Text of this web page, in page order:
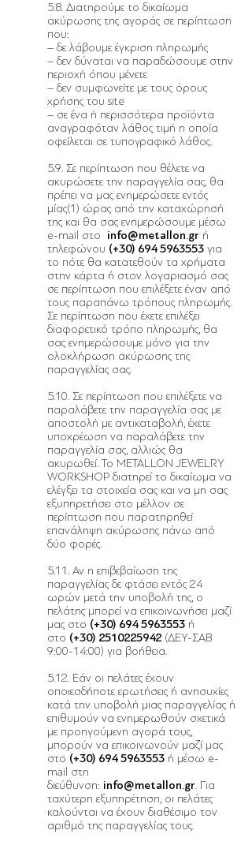
5.8. Διατηρούμε το δικαίωμα
ακύρωσης της αγοράς σε περίπτωση
που:
– δε λάβουμε έγκριση πληρωμής
– δεν δύναται να παραδώσουμε στην
περιοχή όπου μένετε
– δεν συμφωνείτε με τους όρους
χρήσης του site
– σε ένα ή περισσότερα προϊόντα
αναγραφόταν λάθος τιμή η οποία
οφείλεται σε τυπογραφικό λάθος.
5.9. Σε περίπτωση που θέλετε να
ακυρώσετε την παραγγελία σας, θα
πρέπει να μας ενημερώσετε εντός
μίας(1) ώρας από την καταχώρησή
της και θα σας ενημερώσουμε μέσω
e-mail στο info@metallon.gr ή
τηλεφώνου (+30) 694 5963553 για
το πότε θα κατατεθούν τα χρήματα
στην κάρτα ή στον λογαριασμό σας
σε περίπτωση που επιλέξετε έναν από
τους παραπάνω τρόπους πληρωμής.
Σε περίπτωση που έχετε επιλέξει
διαφορετικό τρόπο πληρωμής, θα
σας ενημερώσουμε μόνο για την
ολοκλήρωση ακύρωσης της
παραγγελίας σας.
5.10. Σε περίπτωση που επιλέξετε να
παραλάβετε την παραγγελία σας με
αποστολή με αντικαταβολή, έχετε
υποχρέωση να παραλάβετε την
παραγγελία σας, αλλιώς θα
ακυρωθεί. Το METALLON JEWELRY
WORKSHOP διατηρεί το δικαίωμα να
ελέγξει τα στοιχεία σας και να μη σας
εξυπηρετήσει στο μέλλον σε
περίπτωση που παρατηρηθεί
επανάληψη ακύρωσης πάνω από
δύο φορές.
5.11. Αν η επιβεβαίωση της
παραγγελίας δε φτάσει εντός 24
ωρών μετά την υποβολή της, ο
πελάτης μπορεί να επικοινωνήσει μαζί
μας στο (+30) 694 5963553 ή
στο (+30) 2510225942 (ΔΕΥ-ΣΑΒ
9:00-14:00) για βοήθεια.
5.12. Εάν οι πελάτες έχουν
οποιεσδήποτε ερωτήσεις ή ανησυχίες
κατά την υποβολή μιας παραγγελίας ή
επιθυμούν να ενημερωθούν σχετικά
με προηγούμενη αγορά τους,
μπορούν να επικοινωνούν μαζί μας
στο (+30) 694 5963553 ή μέσω e-
mail στη
διεύθυνση: info@metallon.gr. Για
ταχύτερη εξυπηρέτηση, οι πελάτες
καλούνται να έχουν διαθέσιμο τον
αριθμό της παραγγελίας τους.